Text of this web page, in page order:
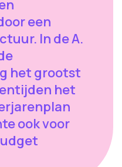
een
In de A.
het grootst
het
ook voor